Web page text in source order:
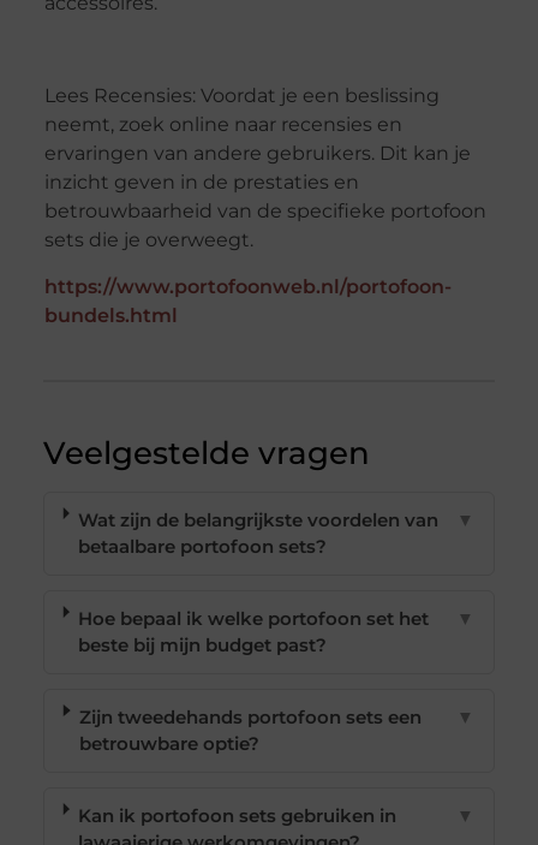
Lees Recensies: Voordat je een beslissing
neemt, zoek online naar recensies en
ervaringen van andere gebruikers. Dit kan je
inzicht geven in de prestaties en
betrouwbaarheid van de specifieke portofoon
sets die je overweegt.
https://www.portofoonweb.nl/portofoon-
bundels.html
Veelgestelde vragen
Wat zijn de belangrijkste voordelen van
betaalbare portofoon sets?
▼
Hoe bepaal ik welke portofoon set het
beste bij mijn budget past?
▼
Zijn tweedehands portofoon sets een
betrouwbare optie?
▼
Kan ik portofoon sets gebruiken in
▼